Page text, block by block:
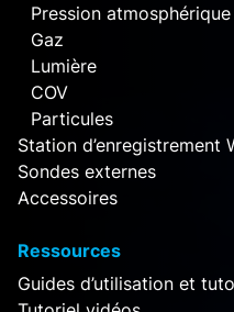
Pression atmosphérique
Gaz
Lumière
COV
Particules
Station d’enregistrement
Sondes externes
Accessoires
Ressources
Guides d’utilisation et